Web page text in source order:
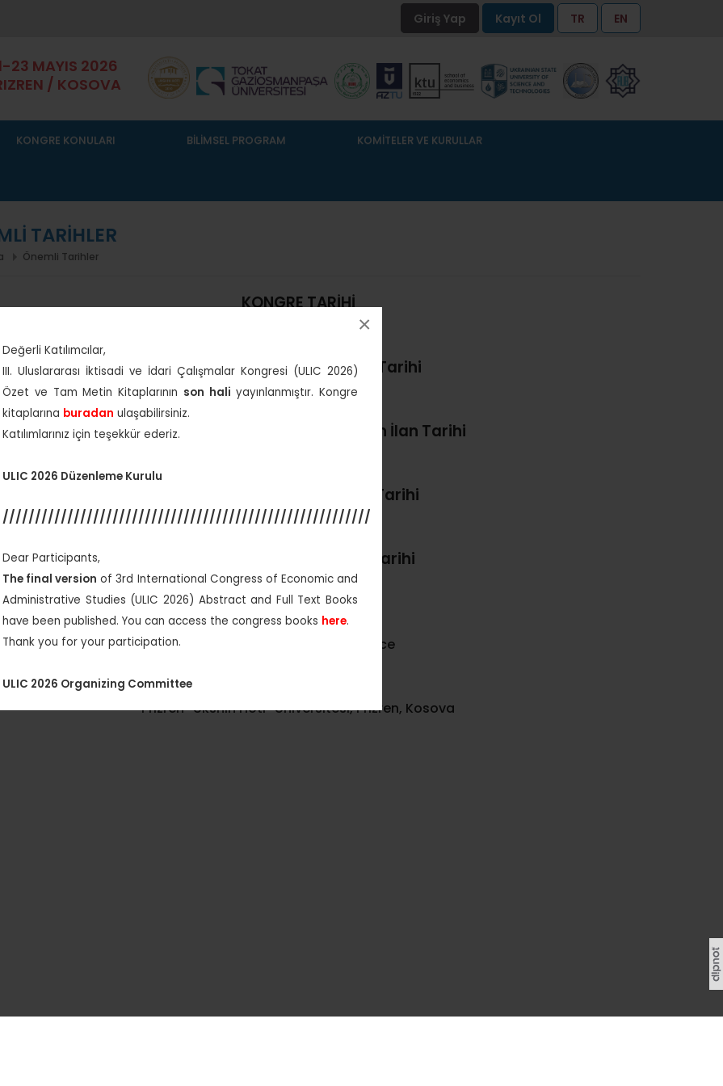
Değerli Katılımcılar,
III. Uluslararası İktisadi ve İdari Çalışmalar Kongresi (ULIC 2026)
Özet ve Tam Metin Kitaplarının son hali yayınlanmıştır. Kongre
kitaplarına buradan ulaşabilirsiniz.
Katılımlarınız için teşekkür ederiz.
ULIC 2026 Düzenleme Kurulu
/////////////////////////////////////////////////////////
Dear Participants,
The final version of 3rd International Congress of Economic and
Administrative Studies (ULIC 2026) Abstract and Full Text Books
have been published. You can access the congress books here.
Thank you for your participation.
ULIC 2026 Organizing Committee
×
Giriş Yap Kayıt Ol TR EN
23 MAYIS 2026
/ KOSOVA
KONGRE KONULARI BİLİMSEL PROGRAM KOMİTELER VE KURULLAR
TARİHLER
Önemli Tarihler
KONGRE TARİHİ
Bildiri Özeti Son Gönderim Tarihi
10 Mayıs 2026
Kabul Edilen Bildiri Özetlerinin Son İlan Tarihi
Tam Metin Son Gönderim Tarihi
26 Haziran 2026
Kongre Kitabı Yayınlama Tarihi
24 Temmuz 2026
Kongre Dili
Türkçe, Arnavutça ve İngilizce
Prizren “Ukshin Hoti” Üniversitesi, Prizren, Kosova